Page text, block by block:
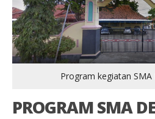
Program kegiatan
PROGRAM SMA